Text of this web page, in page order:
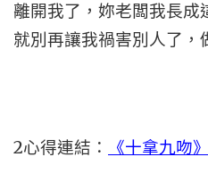
離開我了，妳老闆我長成
就別再讓我禍害別人了，
2心得連結： 《十拿九吻